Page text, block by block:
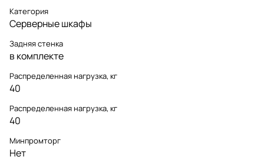
Категория
Серверные шкафы
Задняя стенка
в комплекте
Распределенная нагрузка, кг
40
Распределенная нагрузка, кг
40
Минпромторг
Нет